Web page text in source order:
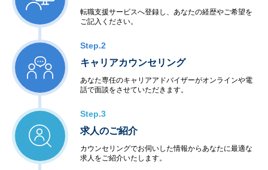
転職支援サービスへ登録し、あなたの経歴やご希望を
ご記入ください。
Step.2
キャリアカウンセリング
あなた専任のキャリアアドバイザーがオンラインや電
話で面談をさせていただきます。
Step.3
求人のご紹介
カウンセリングでお伺いした情報からあなたに最適な
求人をご紹介いたします。